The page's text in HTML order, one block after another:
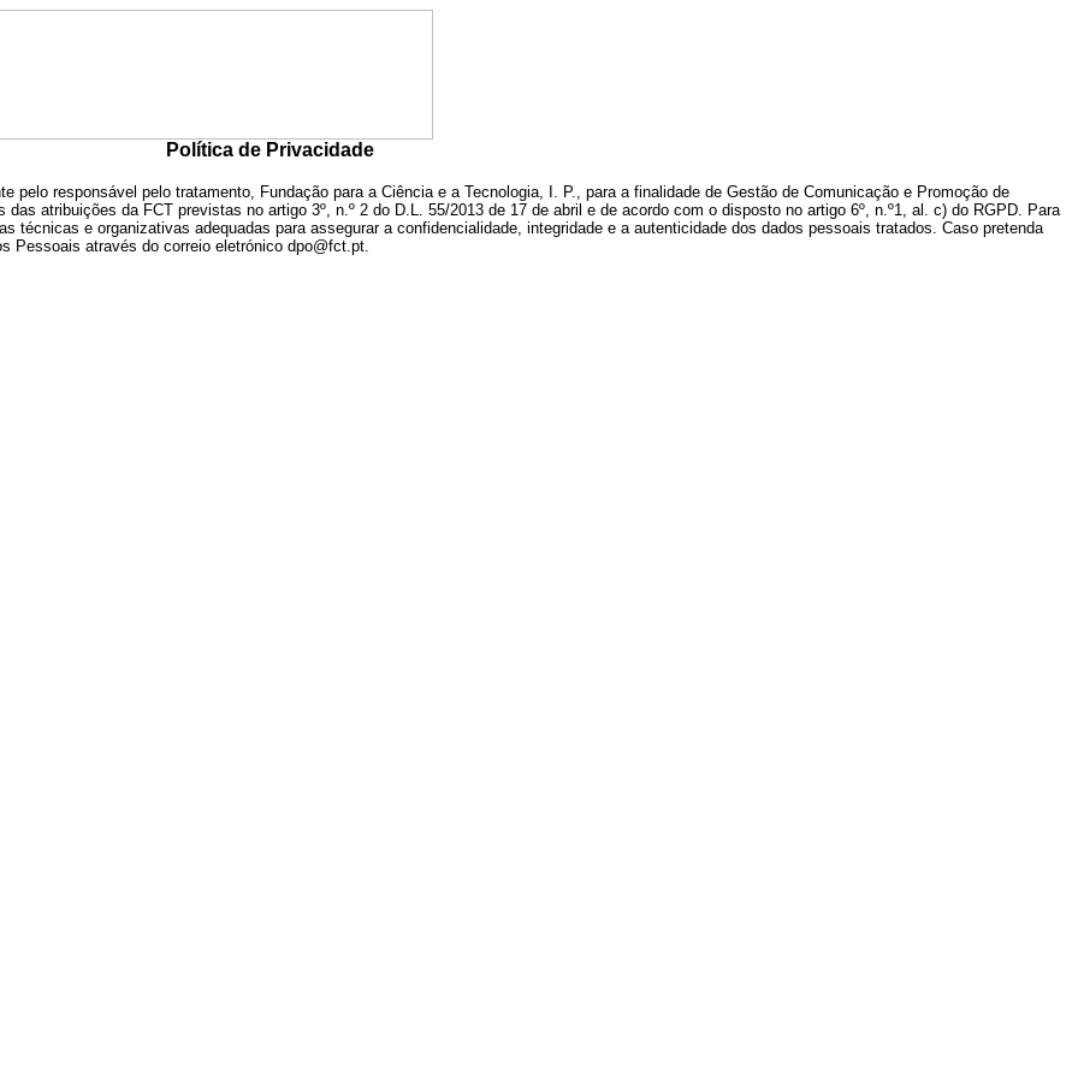
Política de Privacidade
pelo responsável pelo tratamento, Fundação para a Ciência e a Tecnologia, I. P., para a finalidade de Gestão de Comunicação e Promoção de
atribuições da FCT previstas no artigo 3º, n.º 2 do D.L. 55/2013 de 17 de abril e de acordo com o disposto no artigo 6º, n.º1, al. c) do RGPD. Para
técnicas e organizativas adequadas para assegurar a confidencialidade, integridade e a autenticidade dos dados pessoais tratados. Caso pretenda
Pessoais através do correio eletrónico dpo@fct.pt.